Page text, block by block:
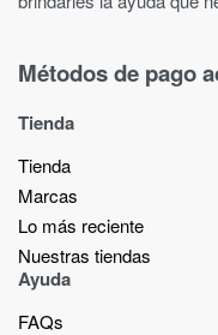
Métodos de pago
Tienda
Tienda
Marcas
Lo más reciente​
Nuestras tiendas​
Ayuda
FAQs